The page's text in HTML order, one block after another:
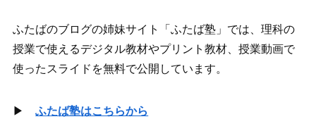
ふたばのブログの姉妹サイト「ふたば塾」では、理科の
授業で使えるデジタル教材やプリント教材、授業動画で
使ったスライドを無料で公開しています。
▶ふたば塾はこちらから